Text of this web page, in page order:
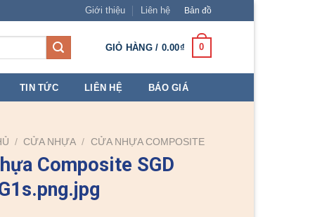
Giới thiệu Liên hệ Bản đồ
GIỎ HÀNG / 0.00₫ 0
TIN TỨC LIÊN HỆ BÁO GIÁ
/ CỬA NHỰA / CỬA NHỰA COMPOSITE
Composite SGD